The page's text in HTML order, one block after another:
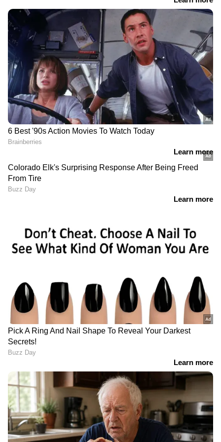
അതിർവരമ്പും മറികടന്നാണ് ബൈറ്റുകൾ
എടുക്കുന്നത്. ഇവർക്ക് നിയന്ത്രണങ്ങൾ
കൊണ്ടുവരേണ്ട സമയം അതിക്രമിച്ചു
കഴിഞ്ഞു', എന്നിങ്ങനെ പോകുന്നു കമന്റുകൾ.
Related Articles
'പൈസ വേണം, അതാണ് തെറി കേട്ടിട്ടും
വിളിച്ചിട്ടില്ല': മനമുലഞ്ഞ് രേണു സുധി
'ജനങ്ങളെ ഭരിക്കാനല്ല, ജനങ്ങള്‍ക്ക് വേണ്ടി
ഭരിക്കാനാണ്..'; എംഎൽഎ രമേഷ്
പിഷാരടിയോട് മമ്മൂട്ടി
RECOMMENDED STORIES
യഷിനൊപ്പമുള്ള
ഫോട്ടോയുമായി വേടൻ
വൈറലായി സൗഭാഗ്യയുടെ
'കല്യാണി' വേർഷൻ
'കൂടെ ഉണ്ടാവും..',
മമ്മൂക്കയുടെ
ജീവിതത്തിലെ ഏറ്റവും
'ഞങ്ങടെ അങ്കിളാ..'; ചില
ആലിം​ഗനങ്ങൾ
വാക്കുകൾക്കതീതം,